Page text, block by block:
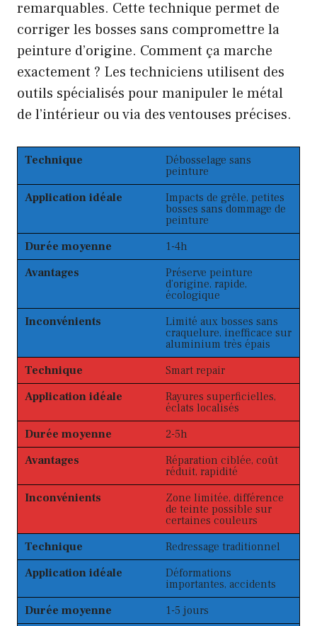
remarquables. Cette technique permet de
corriger les bosses sans compromettre la
peinture d’origine. Comment ça marche
exactement ? Les techniciens utilisent des
outils spécialisés pour manipuler le métal
de l’intérieur ou via des ventouses précises.
Technique
Débosselage sans
peinture
Application idéale
Impacts de grêle, petites
bosses sans dommage de
peinture
Durée moyenne
1-4h
Avantages
Préserve peinture
d’origine, rapide,
écologique
Inconvénients
Limité aux bosses sans
craquelure, inefficace sur
aluminium très épais
Technique
Smart repair
Application idéale
Rayures superficielles,
éclats localisés
Durée moyenne
2-5h
Avantages
Réparation ciblée, coût
réduit, rapidité
Inconvénients
Zone limitée, différence
de teinte possible sur
certaines couleurs
Technique
Redressage traditionnel
Application idéale
Déformations
importantes, accidents
Durée moyenne
1-5 jours